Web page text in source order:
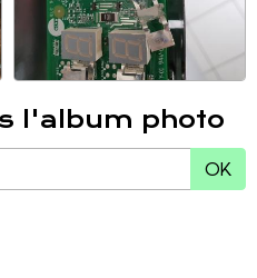
l'album photo
OK